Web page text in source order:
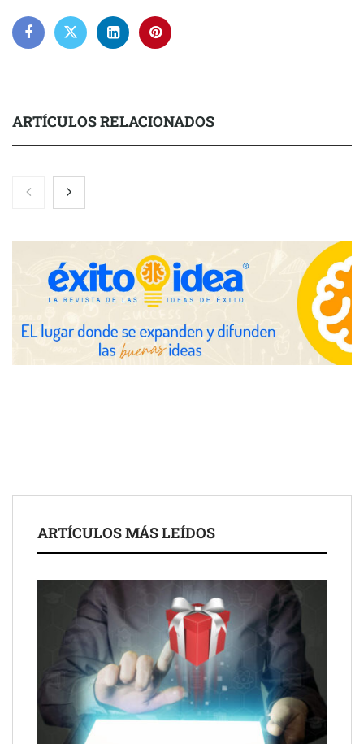
ARTÍCULOS RELACIONADOS
Nicols presenta seis modelos de anillos de compromiso para el
eclipse solar del 12 de agosto
Zoomex mejora su Strategy Center con herramientas
avanzadas para trading estratégico
COMPALISS de LYSOTRIC: cuando un solo producto multiplica
las posibilidades del salón profesional
Schaeffler mejora su rentabilidad en el primer semestre de 2026
NOVA: innovación y diseño que transforman espacios de la
ARTÍCULOS MÁS LEÍDOS